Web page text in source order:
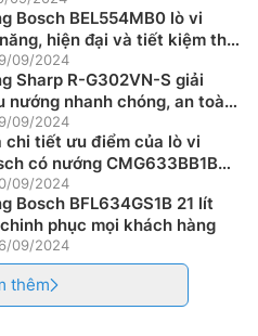
Bosch BEL554MB0 lò vi
hiện đại và tiết kiệm thời
09/2024
Sharp R-G302VN-S giải
nướng nhanh chóng, an toàn
09/2024
chi tiết ưu điểm của lò vi
có nướng CMG633BB1B
8
09/2024
Bosch BFL634GS1B 21 lít
phục mọi khách hàng
09/2024
thêm